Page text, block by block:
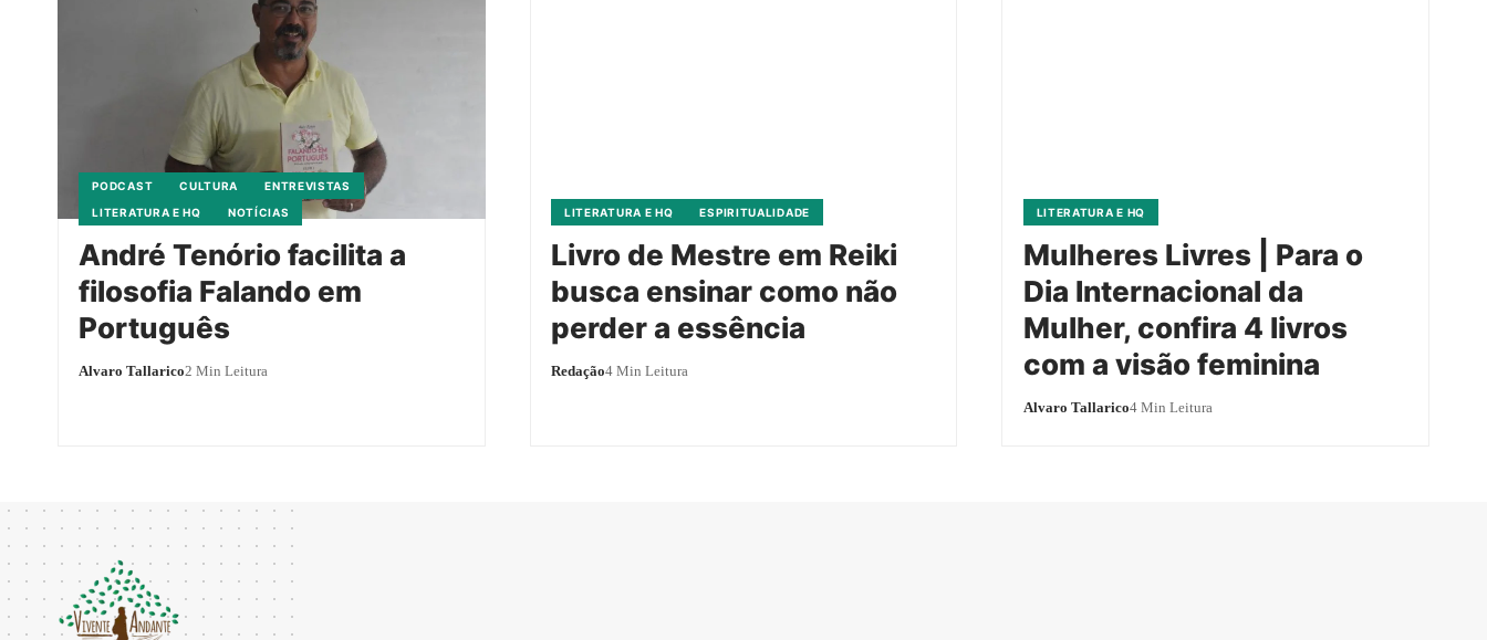
PODCAST CULTURA
ENTREVISTAS
LITERATURA E HQ
NOTÍCIAS
André Tenório facilita a
filosofia Falando em
Português
Alvaro Tallarico2 Min Leitura
LITERATURA E HQ ESPIRITUALIDADE
Livro de Mestre em Reiki
busca ensinar como não
perder a essência
Redação4 Min Leitura
LITERATURA E HQ
Mulheres Livres | Para o
Dia Internacional da
Mulher, confira 4 livros
com a visão feminina
Alvaro Tallarico4 Min Leitura